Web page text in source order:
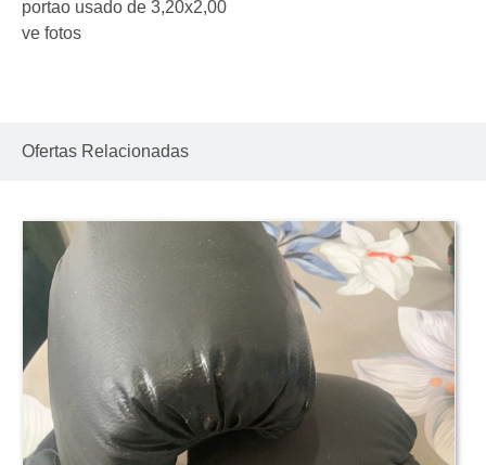
portao usado de 3,20x2,00
ve fotos
Ofertas Relacionadas